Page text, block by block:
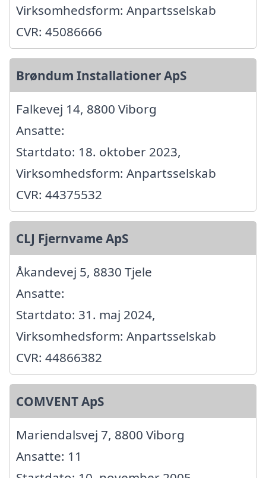
Virksomhedsform: Anpartsselskab
CVR: 45086666
Brøndum Installationer ApS
Falkevej 14, 8800 Viborg
Ansatte:
Startdato: 18. oktober 2023,
Virksomhedsform: Anpartsselskab
CVR: 44375532
CLJ Fjernvame ApS
Åkandevej 5, 8830 Tjele
Ansatte:
Startdato: 31. maj 2024,
Virksomhedsform: Anpartsselskab
CVR: 44866382
COMVENT ApS
Mariendalsvej 7, 8800 Viborg
Ansatte: 11